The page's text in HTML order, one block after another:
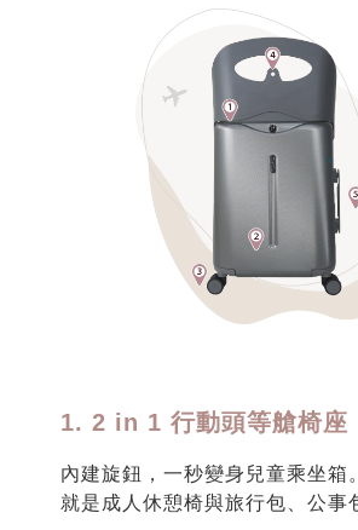
1. 2 in 1 行動頭等艙椅座
內建旋鈕，一秒變身兒童乘坐箱
就是成人休憩椅與旅行包、公事